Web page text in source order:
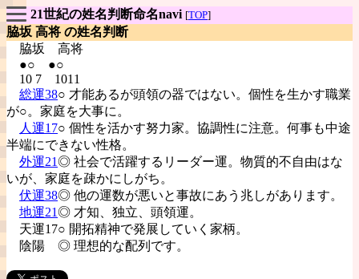
21世紀の姓名判断命名navi [TOP]
脇坂 高将 の姓名判断
脇坂 高将
●○ ●○
10 7 1011
総運38○ 才能あるが頭領の器ではない。個性を生かす職業
が○。家庭を大事に。
人運17○ 個性を活かす努力家。協調性に注意。何事も中途
半端にできない性格。
外運21◎ 社会で活躍するリーダー運。物質的不自由はな
いが、家庭を疎かにしがち。
伏運38◎ 他の運数が悪いと事故にあう兆しがあります。
地運21◎ 才知、独立、頭領運。
天運17○ 開拓精神で発展していく家柄。
陰陽 ◎ 理想的な配列です。